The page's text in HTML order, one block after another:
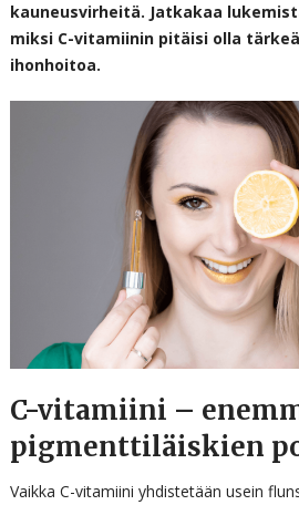
kauneusvirheitä. Jatkakaa
miksi C-vitamiinin pitäisi olla
ihonhoitoa.
C-vitamiini –
pigmenttiläiskien
Vaikka C-vitamiini yhdistetään usein